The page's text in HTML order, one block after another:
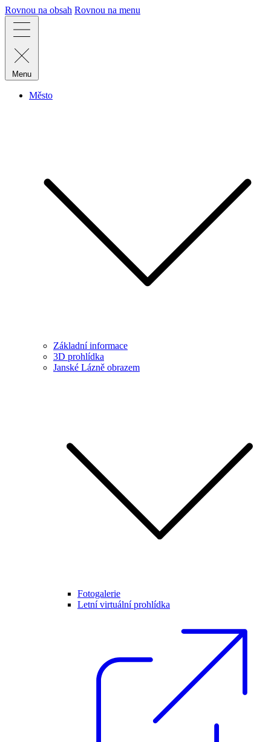
Rovnou na obsah Rovnou na menu
Menu
Město
Základní informace
3D prohlídka
Janské Lázně obrazem
Fotogalerie
Letní virtuální prohlídka